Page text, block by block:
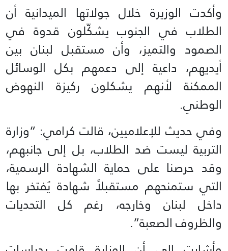
وأكدت الوزيرة خلال جولاتها الميدانية أن
الطلاب في الجنوب يشكّلون قدوة في
الصمود والتميز، وأن مستقبل لبنان بين
أيديهم، داعية إلى دعمهم بكل الوسائل
الممكنة لأنهم يشكلون ركيزة النهوض
الوطني.
وفي حديث للإعلاميين، قالت كرامي: “وزارة
التربية ليست ضد الطلاب، بل إلى جانبهم،
وقد حرصنا على حماية الشهادة الرسمية،
التي ستمنحهم مستقبلاً شهادة يُفتخر بها
داخل لبنان وخارجه، رغم كل التحديات
والظروف الصعبة”.